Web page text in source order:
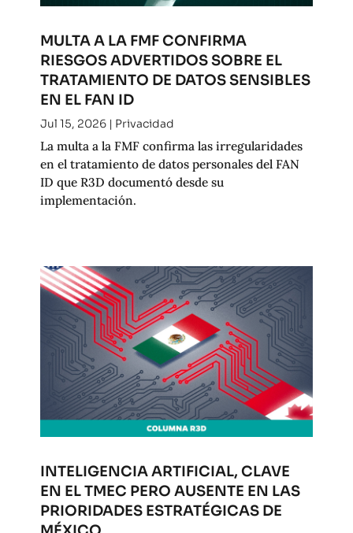
MULTA A LA FMF CONFIRMA
RIESGOS ADVERTIDOS SOBRE EL
TRATAMIENTO DE DATOS SENSIBLES
EN EL FAN ID
Jul 15, 2026| Privacidad
La multa a la FMF confirma las irregularidades
en el tratamiento de datos personales del FAN
ID que R3D documentó desde su
implementación.
INTELIGENCIA ARTIFICIAL, CLAVE
EN EL TMEC PERO AUSENTE EN LAS
PRIORIDADES ESTRATÉGICAS DE